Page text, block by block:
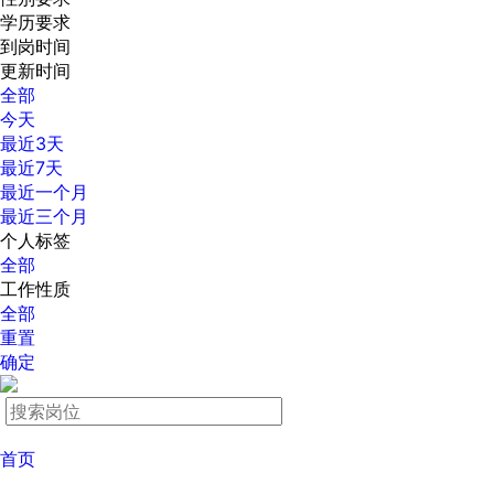
学历要求
到岗时间
更新时间
全部
今天
最近3天
最近7天
最近一个月
最近三个月
个人标签
全部
工作性质
全部
重置
确定
首页